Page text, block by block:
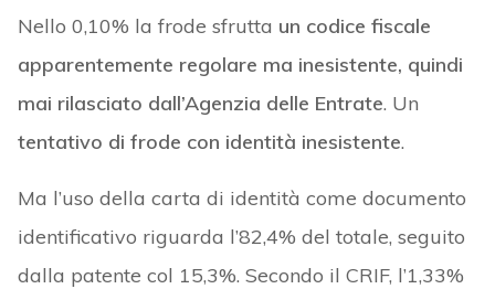
Nello 0,10% la frode sfrutta un codice fiscale
apparentemente regolare ma inesistente, quindi
mai rilasciato dall’Agenzia delle Entrate. Un
tentativo di frode con identità inesistente.
Ma l’uso della carta di identità come documento
identificativo riguarda l’82,4% del totale, seguito
dalla patente col 15,3%. Secondo il CRIF, l’1,33%